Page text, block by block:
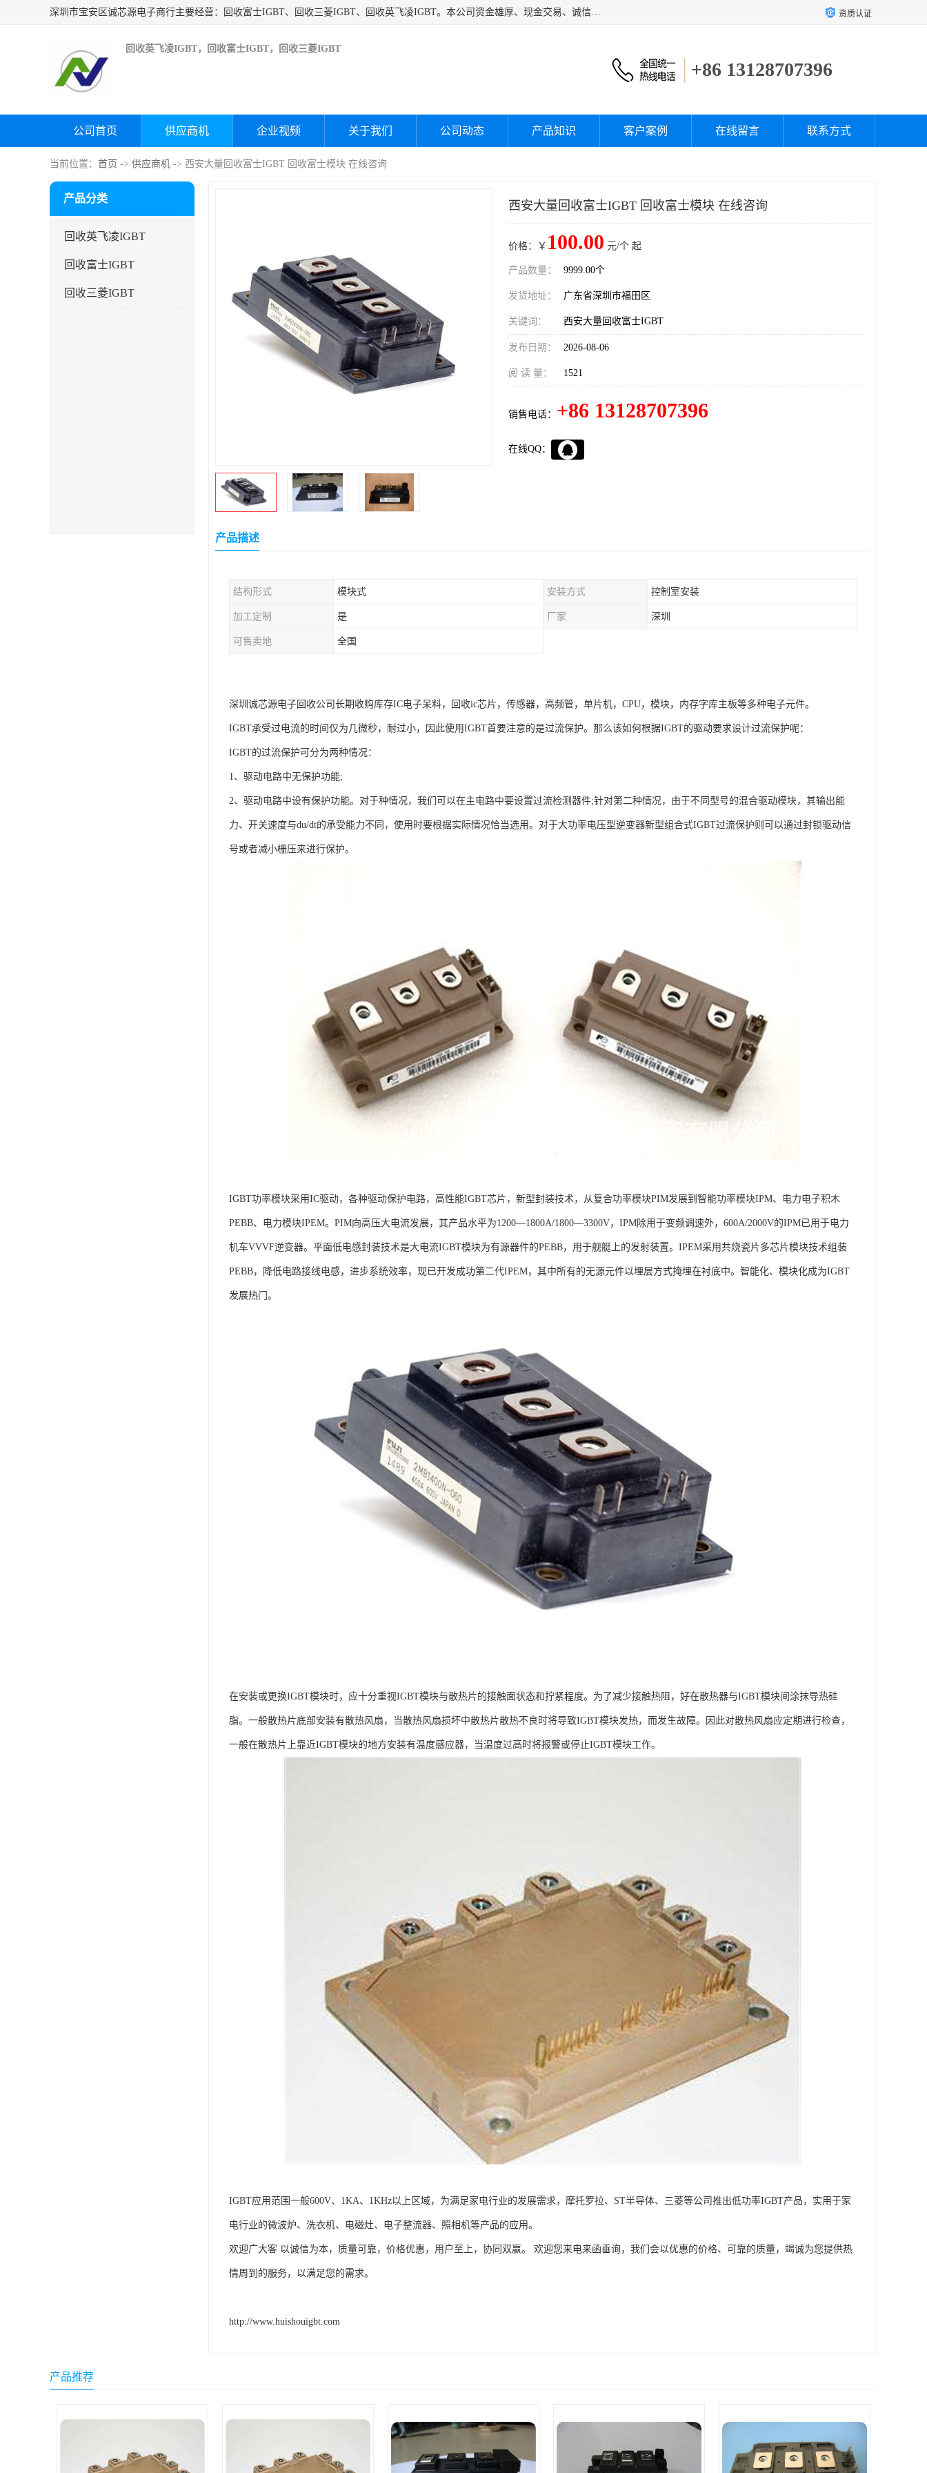
深圳市宝安区诚芯源电子商行主要经营：回收富士IGBT、回收三菱IGBT、回收英飞凌IGBT。本公司资金雄厚、现金交易、诚信待人，经过不断的探索和发展，已形成完善的评估、采购，从而为客户提供快捷价优的库存处理服务，迅速为客户消化库存，回笼资金。 资质认证
回收英飞凌IGBT，回收富士IGBT，回收三菱IGBT
+86 13128707396
公司首页 供应商机 企业视频 关于我们 公司动态 产品知识 客户案例 在线留言 联系方式
当前位置： 首页 -> 供应商机 -> 西安大量回收富士IGBT 回收富士模块 在线咨询
产品分类
回收英飞凌IGBT
回收富士IGBT
回收三菱IGBT
西安大量回收富士IGBT 回收富士模块 在线咨询
价格：￥ 100.00 元/个 起
产品数量： 9999.00个
发货地址： 广东省深圳市福田区
关键词： 西安大量回收富士IGBT
发布日期： 2026-08-06
阅 读 量： 1521
销售电话： +86 13128707396
在线QQ：
产品描述
结构形式 模块式 安装方式 控制室安装
加工定制 是 厂家 深圳
可售卖地 全国
深圳诚芯源电子回收公司长期收购库存IC电子呆料，回收ic芯片，传感器，高频管，单片机，CPU，模块，内存字库主板等多种电子元件。
IGBT承受过电流的时间仅为几微秒，耐过小，因此使用IGBT首要注意的是过流保护。那么该如何根据IGBT的驱动要求设计过流保护呢：
IGBT的过流保护可分为两种情况：
1、驱动电路中无保护功能;
2、驱动电路中设有保护功能。对于种情况，我们可以在主电路中要设置过流检测器件;针对第二种情况，由于不同型号的混合驱动模块，其输出能
力、开关速度与du/dt的承受能力不同，使用时要根据实际情况恰当选用。对于大功率电压型逆变器新型组合式IGBT过流保护则可以通过封锁驱动信
号或者减小栅压来进行保护。
IGBT功率模块采用IC驱动，各种驱动保护电路，高性能IGBT芯片，新型封装技术，从复合功率模块PIM发展到智能功率模块IPM、电力电子积木
PEBB、电力模块IPEM。PIM向高压大电流发展，其产品水平为1200—1800A/1800—3300V，IPM除用于变频调速外，600A/2000V的IPM已用于电力
机车VVVF逆变器。平面低电感封装技术是大电流IGBT模块为有源器件的PEBB，用于舰艇上的发射装置。IPEM采用共烧瓷片多芯片模块技术组装
PEBB，降低电路接线电感，进步系统效率，现已开发成功第二代IPEM，其中所有的无源元件以埋层方式掩埋在衬底中。智能化、模块化成为IGBT
发展热门。
在安装或更换IGBT模块时，应十分重视IGBT模块与散热片的接触面状态和拧紧程度。为了减少接触热阻，好在散热器与IGBT模块间涂抹导热硅
脂。一般散热片底部安装有散热风扇，当散热风扇损坏中散热片散热不良时将导致IGBT模块发热，而发生故障。因此对散热风扇应定期进行检查，
一般在散热片上靠近IGBT模块的地方安装有温度感应器，当温度过高时将报警或停止IGBT模块工作。
IGBT应用范围一般600V、1KA、1KHz以上区域，为满足家电行业的发展需求，摩托罗拉、ST半导体、三菱等公司推出低功率IGBT产品，实用于家
电行业的微波炉、洗衣机、电磁灶、电子整流器、照相机等产品的应用。
欢迎广大客 以诚信为本，质量可靠，价格优惠，用户至上，协同双赢。 欢迎您来电来函垂询，我们会以优惠的价格、可靠的质量，竭诚为您提供热
情周到的服务，以满足您的需求。
http://www.huishouigbt.com
产品推荐